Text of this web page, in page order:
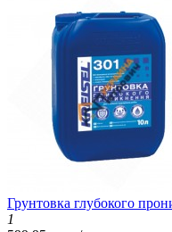
Грунтовка глубокого
1